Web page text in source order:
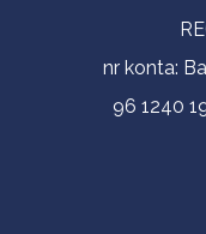
nr konta:
96 1240